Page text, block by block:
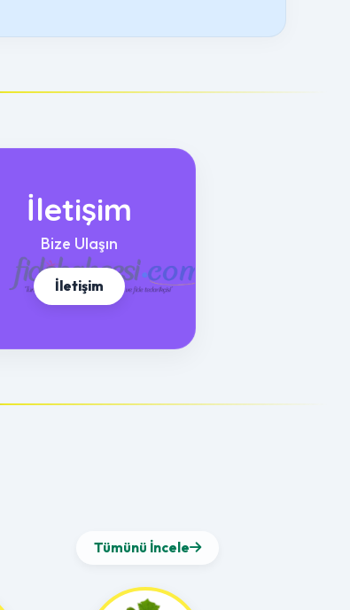
İletişim
Bize Ulaşın
İletişim
Tümünü İncele